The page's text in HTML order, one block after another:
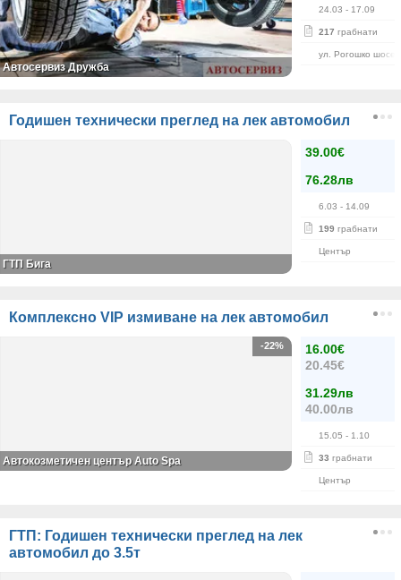
24.03 - 17.09
217 грабнати
ул. Рогошко шосе
Автосервиз Дружба
Годишен технически преглед на лек автомобил
39.00€
76.28лв
6.03 - 14.09
199 грабнати
Център
ГТП Бига
Комплексно VIP измиване на лек автомобил
16.00€
20.45€
31.29лв
40.00лв
15.05 - 1.10
33 грабнати
Център
-22%
Автокозметичен център Auto Spa
ГТП: Годишен технически преглед на лек
автомобил до 3.5т